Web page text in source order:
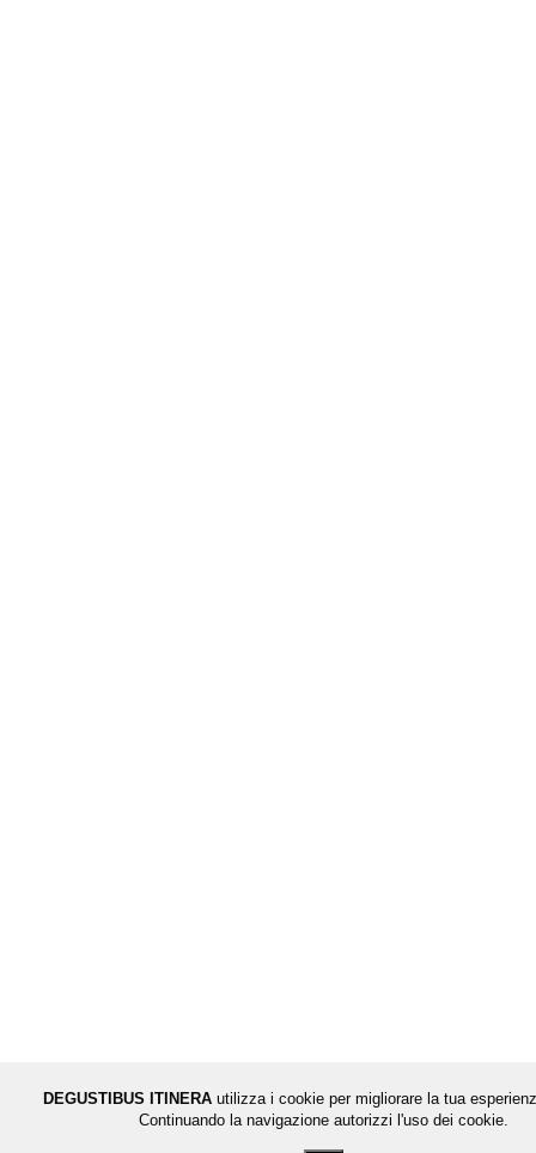
DEGUSTIBUS ITINERAutilizza i cookie per migliorare la tua
Continuando la navigazione autorizzi l'uso dei cookie.